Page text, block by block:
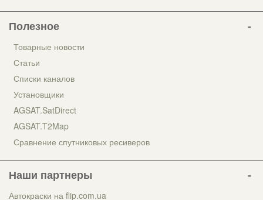
Полезное
Товарные новости
Статьи
Списки каналов
Установщики
AGSAT.SatDirect
AGSAT.T2Map
Сравнение спутниковых ресиверов
Наши партнеры
Автокраски на flip.com.ua